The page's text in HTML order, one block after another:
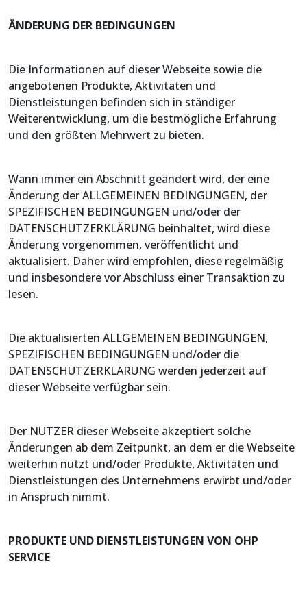
ÄNDERUNG DER BEDINGUNGEN
Die Informationen auf dieser Webseite sowie die
angebotenen Produkte, Aktivitäten und
Dienstleistungen befinden sich in ständiger
Weiterentwicklung, um die bestmögliche Erfahrung
und den größten Mehrwert zu bieten.
Wann immer ein Abschnitt geändert wird, der eine
Änderung der ALLGEMEINEN BEDINGUNGEN, der
SPEZIFISCHEN BEDINGUNGEN und/oder der
DATENSCHUTZERKLÄRUNG beinhaltet, wird diese
Änderung vorgenommen, veröffentlicht und
aktualisiert. Daher wird empfohlen, diese regelmäßig
und insbesondere vor Abschluss einer Transaktion zu
lesen.
Die aktualisierten ALLGEMEINEN BEDINGUNGEN,
SPEZIFISCHEN BEDINGUNGEN und/oder die
DATENSCHUTZERKLÄRUNG werden jederzeit auf
dieser Webseite verfügbar sein.
Der NUTZER dieser Webseite akzeptiert solche
Änderungen ab dem Zeitpunkt, an dem er die Webseite
weiterhin nutzt und/oder Produkte, Aktivitäten und
Dienstleistungen des Unternehmens erwirbt und/oder
in Anspruch nimmt.
PRODUKTE UND DIENSTLEISTUNGEN VON OHP
SERVICE